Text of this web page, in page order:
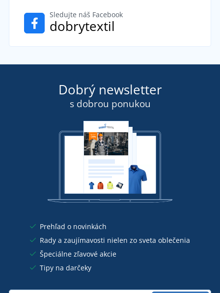
Sledujte náš Facebook
dobrytextil
Dobrý newsletter
s dobrou ponukou
Prehľad o novinkách
Rady a zaujímavosti nielen zo sveta oblečenia
Špeciálne zľavové akcie
Tipy na darčeky